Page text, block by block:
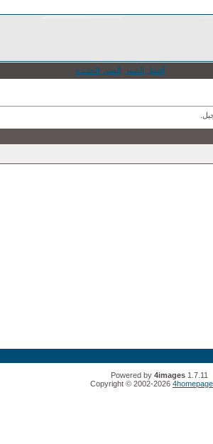
أفضل الصور
الصور الجديدة
Powered by 4images1.7.11
Copyright © 2002-2026